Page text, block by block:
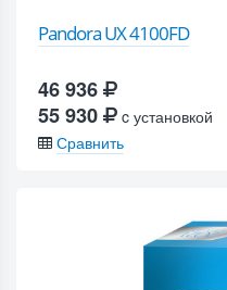
Pandora UX 4100FD
46 936
55 930
c установкой
Сравнить